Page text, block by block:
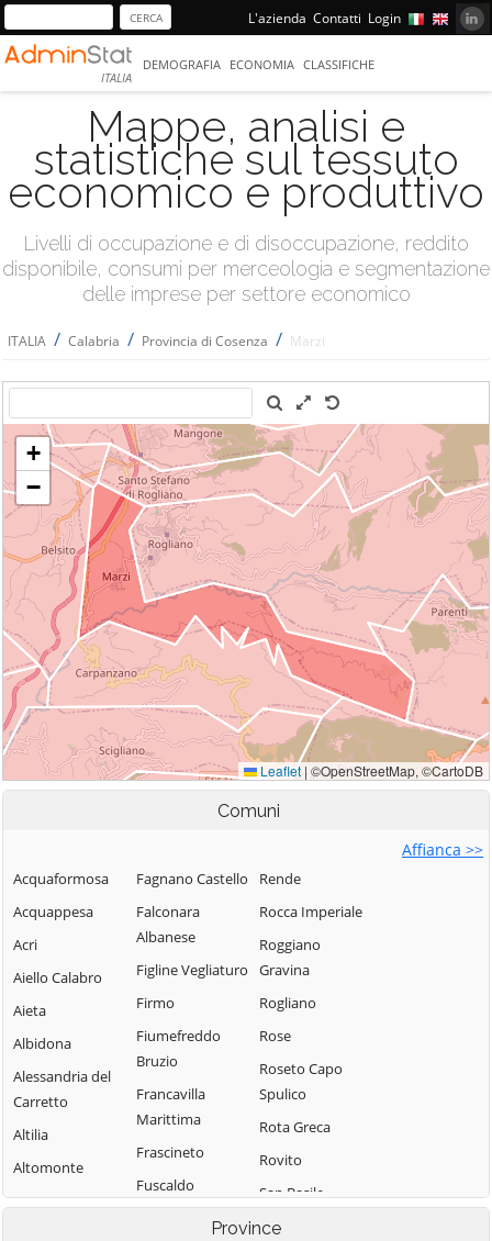
L'azienda Contatti Login
ITALIA
DEMOGRAFIA ECONOMIA CLASSIFICHE
Mappe, analisi e
statistiche sul tessuto
economico e produttivo
Livelli di occupazione e di disoccupazione, reddito
disponibile, consumi per merceologia e segmentazione
delle imprese per settore economico
ITALIA / Calabria / Provincia di Cosenza / Marzi
Comuni
Affianca >>
Acquaformosa
Acquappesa
Acri
Aiello Calabro
Aieta
Albidona
Alessandria del
Carretto
Altilia
Altomonte
Amantea
Fagnano Castello
Falconara
Albanese
Figline Vegliaturo
Firmo
Fiumefreddo
Bruzio
Francavilla
Marittima
Frascineto
Fuscaldo
Rende
Rocca Imperiale
Roggiano
Gravina
Rogliano
Rose
Roseto Capo
Spulico
Rota Greca
Rovito
San Basile
San Benedetto
Province